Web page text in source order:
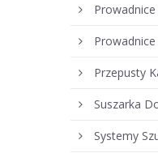
Przepusty
Suszarka
Systemy